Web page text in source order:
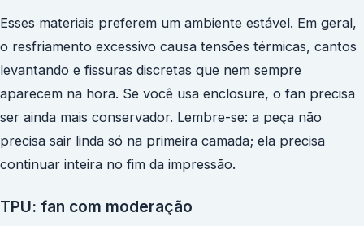
Esses materiais preferem um ambiente estável. Em geral,
o resfriamento excessivo causa tensões térmicas, cantos
levantando e fissuras discretas que nem sempre
aparecem na hora. Se você usa enclosure, o fan precisa
ser ainda mais conservador. Lembre-se: a peça não
precisa sair linda só na primeira camada; ela precisa
continuar inteira no fim da impressão.
TPU: fan com moderação